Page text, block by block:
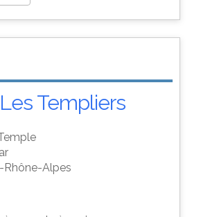
Templiers
Rhône-Alpes